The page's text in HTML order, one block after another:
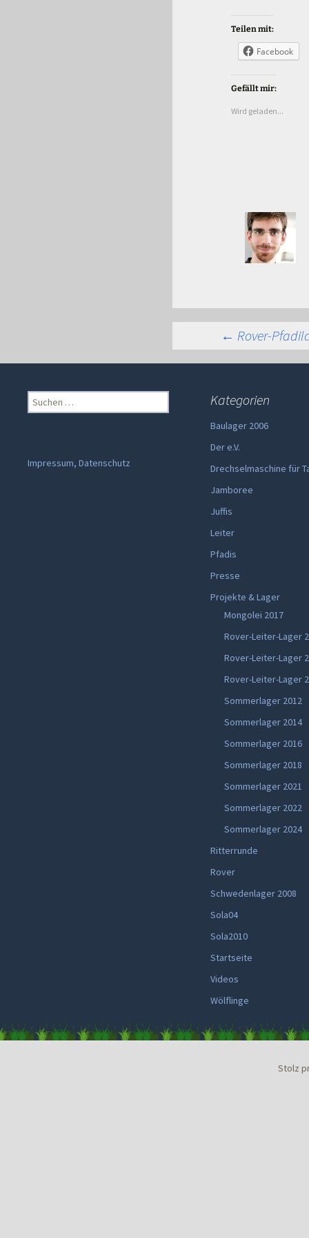
Teilen mit:
Facebook
Gefällt mir:
Wird geladen...
← Rover-
Suchen
nach:
Kategorien
Baulager 2006
Der e.V.
Drechselmaschine für
Jamboree
Juffis
Leiter
Pfadis
Presse
Projekte & Lager
Mongolei 2017
Rover-Leiter-Lager
Rover-Leiter-Lager
Rover-Leiter-Lager
Sommerlager 2012
Sommerlager 2014
Sommerlager 2016
Sommerlager 2018
Sommerlager 2021
Sommerlager 2022
Sommerlager 2024
Ritterrunde
Rover
Schwedenlager 2008
Sola04
Sola2010
Startseite
Videos
Wölflinge
Impressum, Datenschutz
Stolz